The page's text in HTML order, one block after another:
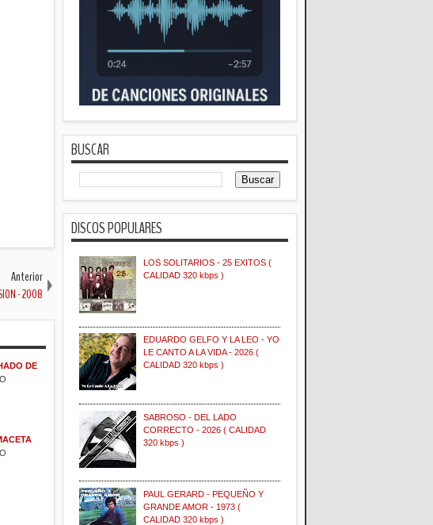
Anterior
- 2008
DE
BUSCAR
DISCOS POPULARES
LOS SOLITARIOS - 25 EXITOS (
CALIDAD 320 kbps )
EDUARDO GELFO Y LA LEO - YO
LE CANTO A LA VIDA - 2026 (
CALIDAD 320 kbps )
SABROSO - DEL LADO
CORRECTO - 2026 ( CALIDAD
320 kbps )
PAUL GERARD - PEQUEÑO Y
GRANDE AMOR - 1973 (
CALIDAD 320 kbps )